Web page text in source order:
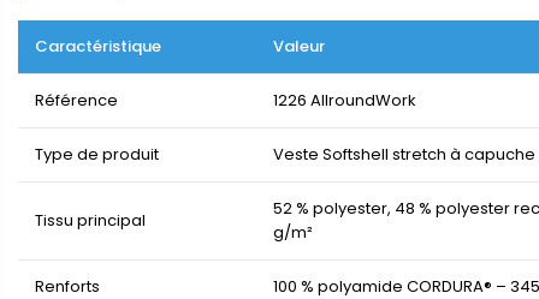
Caractéristique Valeur
Référence 1226 AllroundWork
Type de produit Veste Softshell stretch à capuche
Tissu principal
52 % polyester, 48 % polyester
g/m²
Renforts 100 % polyamide CORDURA® –